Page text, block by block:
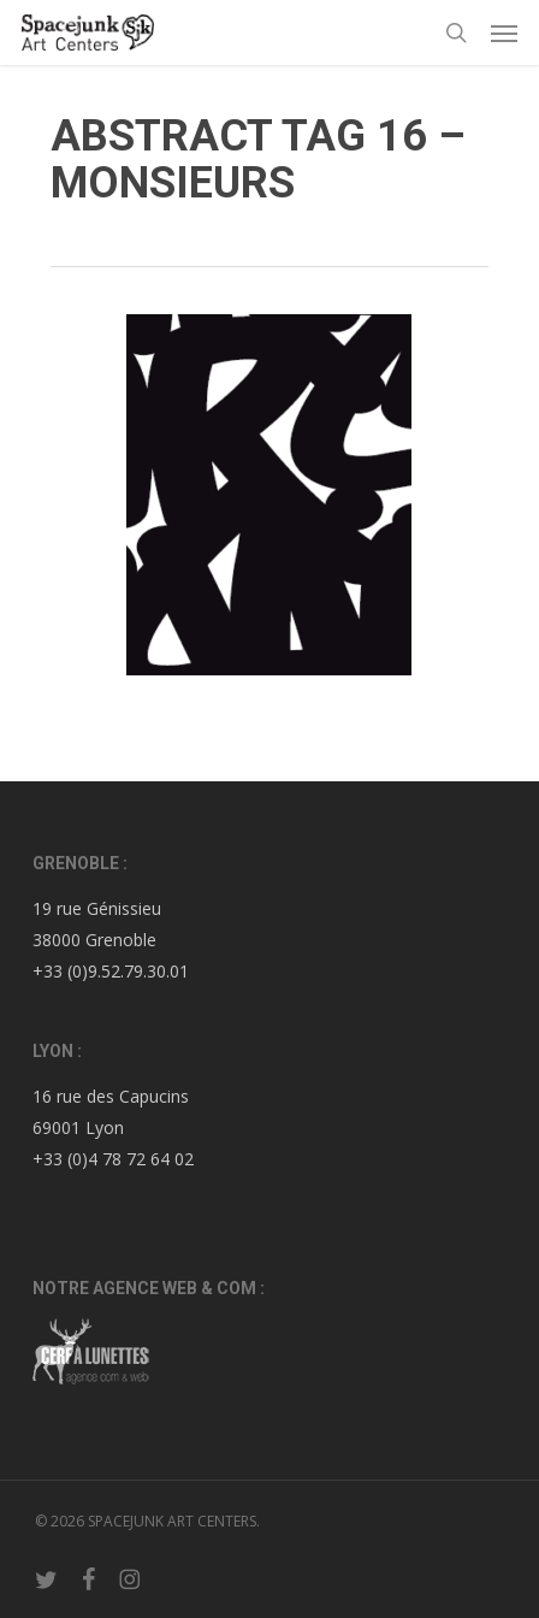
Skip
ABSTRACT TAG 16 –
MONSIEURS
GRENOBLE :
19 rue Génissieu
38000 Grenoble
+33 (0)9.52.79.30.01
LYON :
16 rue des Capucins
69001 Lyon
+33 (0)4 78 72 64 02
NOTRE AGENCE WEB & COM :
© 2026 SPACEJUNK ART CENTERS.
twitter facebookinstagram